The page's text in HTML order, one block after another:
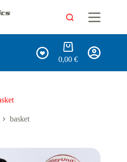
0,00€
basket